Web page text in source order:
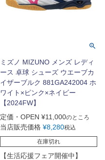
ミズノ MIZUNO メンズ レディ
ース 卓球 シューズ ウエーブカ
イザーブルク 881GA242004 ホ
ワイト×ピンク×ネイビー
【2024FW】
定価・OPEN ¥11,000のところ
当店販売価格 ¥8,280税込
在庫切れ
【生活応援フェア開催中】